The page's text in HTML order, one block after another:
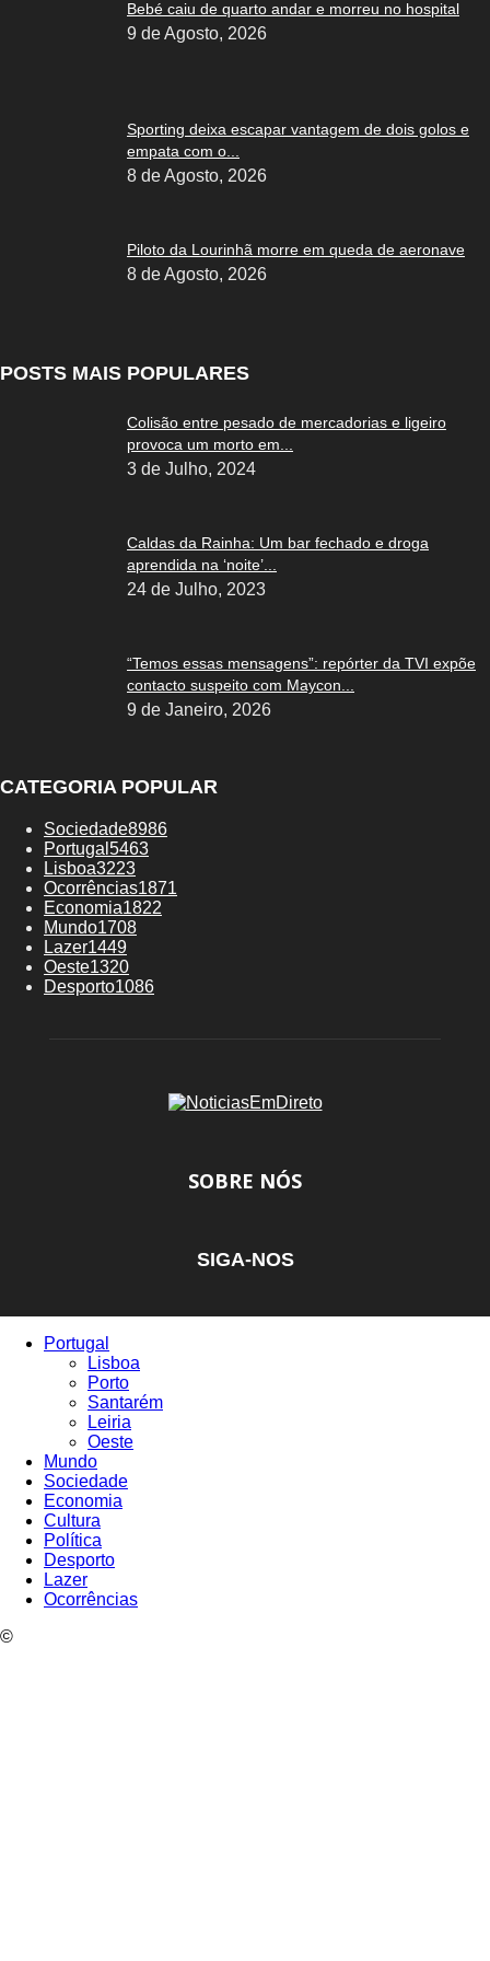
Bebé caiu de quarto andar e morreu no hospital
9 de Agosto, 2026
Sporting deixa escapar vantagem de dois golos e
empata com o...
8 de Agosto, 2026
Piloto da Lourinhã morre em queda de aeronave
8 de Agosto, 2026
POSTS MAIS POPULARES
Colisão entre pesado de mercadorias e ligeiro
provoca um morto em...
3 de Julho, 2024
Caldas da Rainha: Um bar fechado e droga
aprendida na ‘noite’...
24 de Julho, 2023
“Temos essas mensagens”: repórter da TVI expõe
contacto suspeito com Maycon...
9 de Janeiro, 2026
CATEGORIA POPULAR
Sociedade8986
Portugal 5463
Lisboa3223
Ocorrências1871
Economia1822
Mundo1708
Lazer1449
Oeste1320
Desporto1086
SOBRE NÓS
SIGA-NOS
Portugal
Lisboa
Porto
Santarém
Leiria
Oeste
Mundo
Sociedade
Economia
Cultura
Política
Desporto
Lazer
Ocorrências
©